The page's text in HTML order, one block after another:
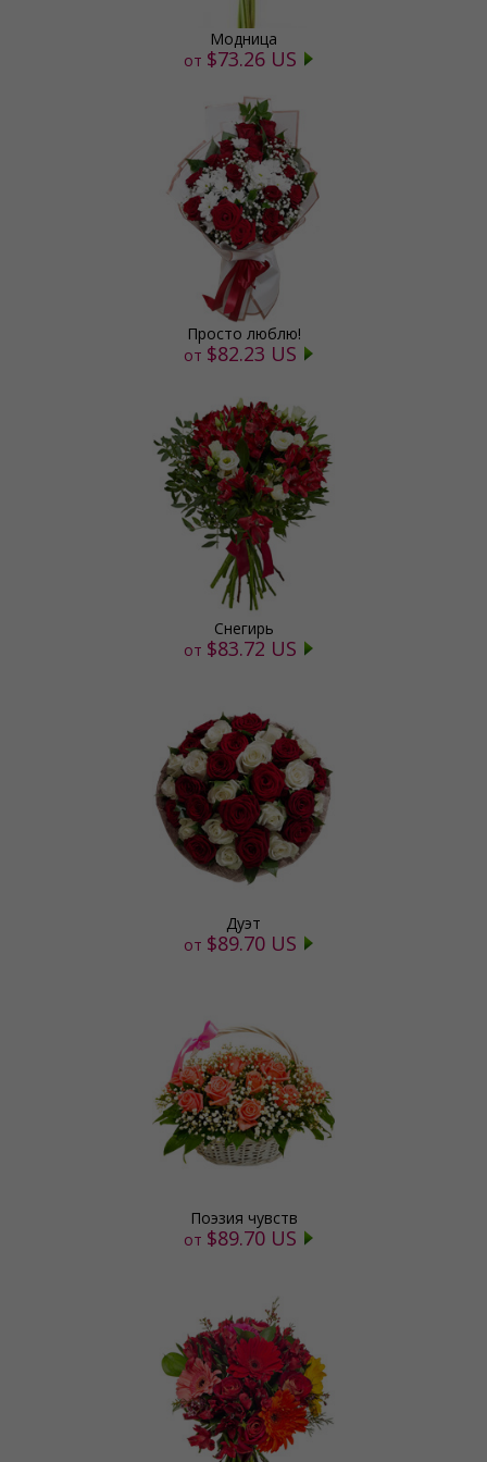
Модница
от $73.26 US
Просто люблю!
от $82.23 US
Снегирь
от $83.72 US
Дуэт
от $89.70 US
Поэзия чувств
от $89.70 US